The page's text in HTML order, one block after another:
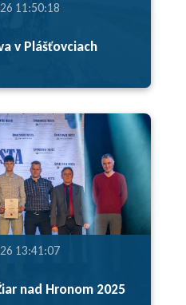
11:50:18
v Plášťovciach
13:41:07
nad Hronom 2025